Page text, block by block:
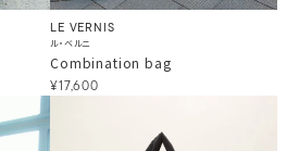
LE VERNIS
ル・ベルニ
Combination bag
¥17,600